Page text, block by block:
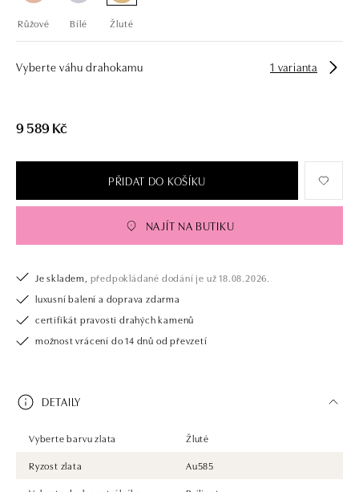
Růžové Bílé Žluté
Vyberte váhu drahokamu 1 varianta
9 589 Kč
PŘIDAT DO KOŠÍKU
NAJÍT NA BUTIKU
Je skladem, předpokládané dodání je už 18.08.2026.
luxusní balení a doprava zdarma
certifikát pravosti drahých kamenů
možnost vrácení do 14 dnů od převzetí
DETAILY
Vyberte barvu zlata
Žluté
Ryzost zlata
Au585